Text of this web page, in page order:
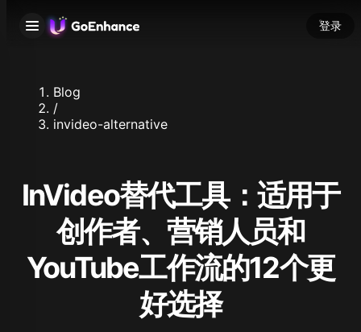
登录
Blog
/
invideo-alternative
InVideo替代工具：适用于
创作者、营销人员和
YouTube工作流的12个更
好选择